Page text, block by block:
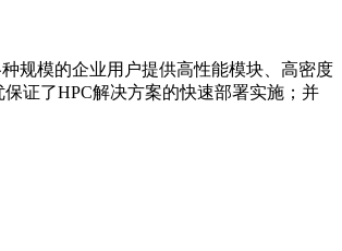
规模的企业用户提供高性能模块、高密度
证了HPC解决方案的快速部署实施；并